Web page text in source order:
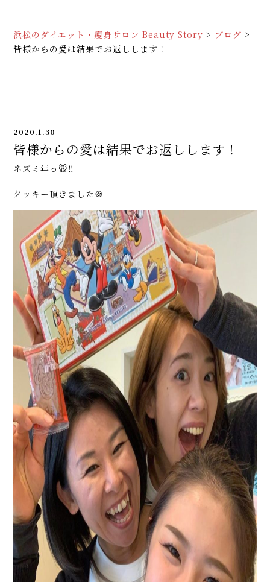
浜松のダイエット・痩身サロン Beauty Story > ブログ >
皆様からの愛は結果でお返しします！
2020.1.30
皆様からの愛は結果でお返しします！
ネズミ年っ🐭‼️
クッキー頂きました🍪